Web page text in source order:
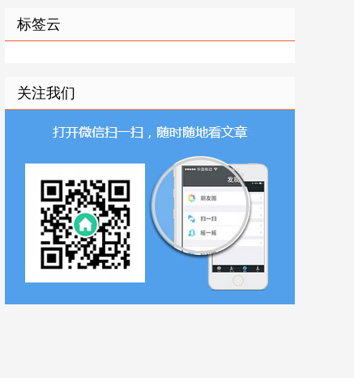
标签云
关注我们